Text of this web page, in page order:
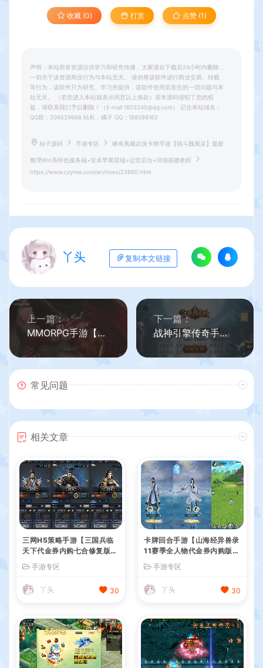
收藏 (0) 打赏 点赞 (1)
声明：本站所有资源仅供学习和研究传播，大家请在下载后24小时内删除，
一切关于该资源商业行为与本站无关。 请勿将该软件进行商业交易、转载
等行为，该软件只为研究、学习所提供，该软件使用后发生的一切问题与本
站无关。 （若您进入本站就表示同意以上条款）若本源码侵犯了您的权
益，请联系我们予以删除！（E-mail:1803245@qq.com） 记住本站域名：
QQ群：206529666 站长：橘子 QQ：188588162
桔子源码 手游专区 稀有典藏武侠卡牌手游【萌斗魏蜀吴】最新
整理Win系特色服务端+安卓苹果双端+运营后台+详细搭建教程
https://www.czymw.com/archives/23860.html
丫头 复制本文链接
上一篇：
MMORPG手游【剑灵M革命八职业完整版】最新整理Win系半手工服务端+GM授权后台+安卓+详细搭建教程+视频教程
下一篇：
战神引擎传奇手游【1.76江湖群英传白猪3】最新整理WIN系复古服务端+安卓苹果双端+GM授权物品后台+详细搭建教程
常见问题
相关文章
三网H5策略手游【三国兵临
天下代金券内购七合修复版】
+Linux手工服务端+管理后台
+GM授权后台+简易安卓客户
端+详细搭建教程+视频教程
手游专区
丫头 30
卡牌回合手游【山海经异兽录
11赛季全人物代金券内购版】
GM后台+管理后台+热更修改
工具+安卓+详细搭建教程
手游专区
丫头 30